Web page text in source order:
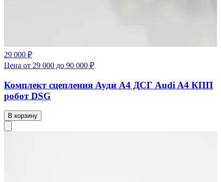
29 000 ₽
Цена от 29 000 до 90 000 ₽
Комплект сцепления Ауди А4 ДСГ Audi A4 КПП
робот DSG
В корзину